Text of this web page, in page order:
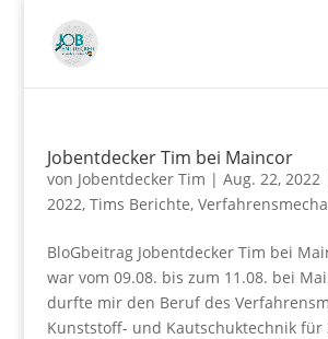
Jobentdecker Tim bei Maincor
von Jobentdecker Tim | Aug. 22, 2022
2022, Tims Berichte,
BloGbeitrag Jobentdecker Tim bei
war vom 09.08. bis zum 11.08. bei
durfte mir den Beruf des
Kunststoff- und Kautschuktechnik für